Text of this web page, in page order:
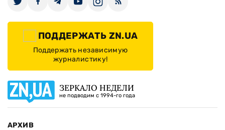
ПОДДЕРЖАТЬ ZN.UA
Поддержать независимую
журналистику!
ЗЕРКАЛО НЕДЕЛИ
не подводим с 1994-го года
АРХИВ